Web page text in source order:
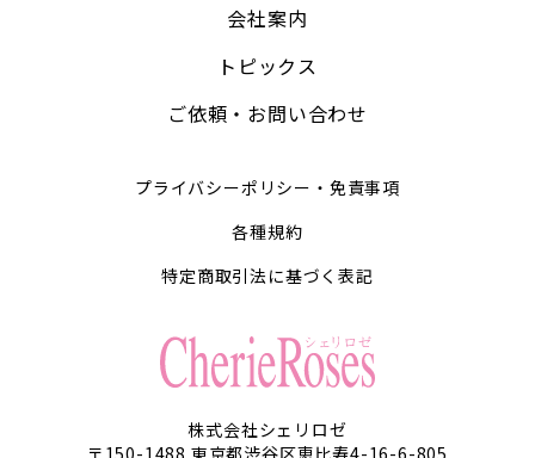
会社案内
トピックス
ご依頼・お問い合わせ
プライバシーポリシー・免責事項
各種規約
特定商取引法に基づく表記
株式会社シェリロゼ
〒150-1488 東京都渋谷区恵比寿4-16-6-805